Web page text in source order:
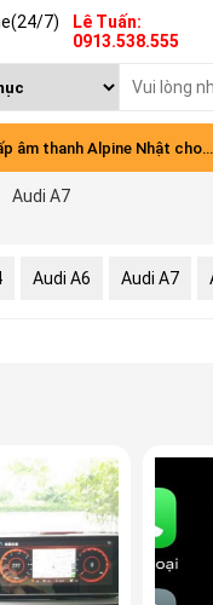
7)
Lê Tuấn:
0913.538.555
âm thanh Alpine Nhật cho
Audi A7
Audi A6 Audi A7